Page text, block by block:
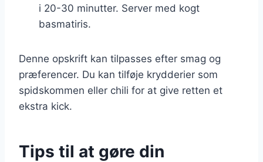
i 20-30 minutter. Server med kogt
basmatiris.
Denne opskrift kan tilpasses efter smag og
præferencer. Du kan tilføje krydderier som
spidskommen eller chili for at give retten et
ekstra kick.
Tips til at gøre din